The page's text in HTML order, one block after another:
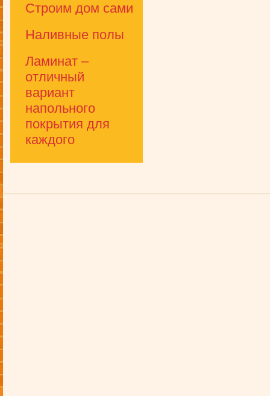
Строим дом сами
Наливные полы
Ламинат –
отличный
вариант
напольного
покрытия для
каждого